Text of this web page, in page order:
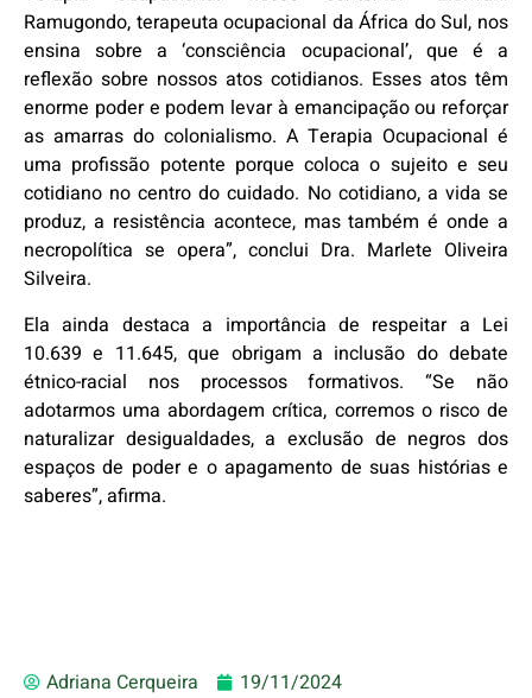
Ramugondo, terapeuta ocupacional da África do Sul, nos
ensina sobre a ‘consciência ocupacional’, que é a
reflexão sobre nossos atos cotidianos. Esses atos têm
enorme poder e podem levar à emancipação ou reforçar
as amarras do colonialismo. A Terapia Ocupacional é
uma profissão potente porque coloca o sujeito e seu
cotidiano no centro do cuidado. No cotidiano, a vida se
produz, a resistência acontece, mas também é onde a
necropolítica se opera”, conclui Dra. Marlete Oliveira
Silveira.
Ela ainda destaca a importância de respeitar a Lei
10.639 e 11.645, que obrigam a inclusão do debate
étnico-racial nos processos formativos. “Se não
adotarmos uma abordagem crítica, corremos o risco de
naturalizar desigualdades, a exclusão de negros dos
espaços de poder e o apagamento de suas histórias e
saberes”, afirma.
Adriana Cerqueira 19/11/2024